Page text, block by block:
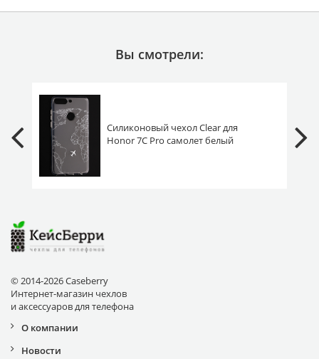
Вы смотрели:
Силиконовый чехол Clear для
Honor 7C Pro самолет белый
© 2014-2026 Caseberry
Интернет-магазин чехлов
и аксессуаров для телефона
О компании
Новости